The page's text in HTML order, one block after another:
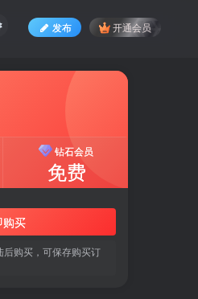
发布 开通会员
钻石会员
免费
购买
购买，可保存购买订